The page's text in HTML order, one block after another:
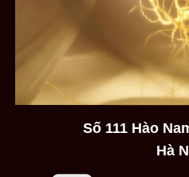
Số 111 Hào
Hà